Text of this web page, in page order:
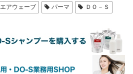
エアウェーブ パーマ ＤＯ－Ｓ